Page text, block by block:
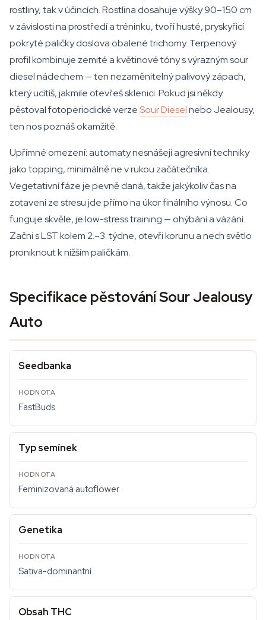
rostliny, tak v účincích. Rostlina dosahuje výšky 90–150 cm
v závislosti na prostředí a tréninku, tvoří husté, pryskyřicí
pokryté paličky doslova obalené trichomy. Terpenový
profil kombinuje zemité a květinové tóny s výrazným sour
diesel nádechem — ten nezaměnitelný palivový zápach,
který ucítíš, jakmile otevřeš sklenici. Pokud jsi někdy
pěstoval fotoperiodické verzeSour Dieselnebo Jealousy,
ten nos poznáš okamžitě.
Upřímné omezení: automaty nesnášejí agresivní techniky
jako topping, minimálně ne v rukou začátečníka.
Vegetativní fáze je pevně daná, takže jakýkoliv čas na
zotavení ze stresu jde přímo na úkor finálního výnosu. Co
funguje skvěle, je low-stress training — ohýbání a vázání.
Začni s LST kolem 2.–3. týdne, otevři korunu a nech světlo
proniknout k nižším paličkám.
Specifikace pěstování Sour Jealousy
Auto
Seedbanka
FastBuds
Typ semínek
Feminizovaná autoflower
Genetika
Sativa-dominantní
Obsah THC